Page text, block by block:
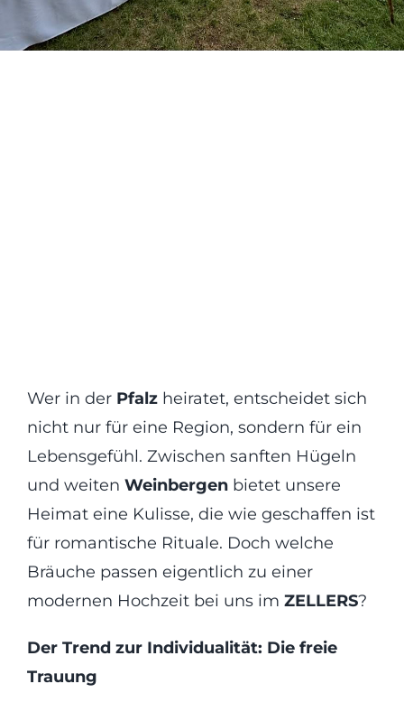
Kontakt
Wer in der Pfalz heiratet, entscheidet sich
nicht nur für eine Region, sondern für ein
Lebensgefühl. Zwischen sanften Hügeln
und weiten Weinbergen bietet unsere
Heimat eine Kulisse, die wie geschaffen ist
für romantische Rituale. Doch welche
Bräuche passen eigentlich zu einer
modernen Hochzeit bei uns im ZELLERS?
Der Trend zur Individualität: Die freie
Trauung